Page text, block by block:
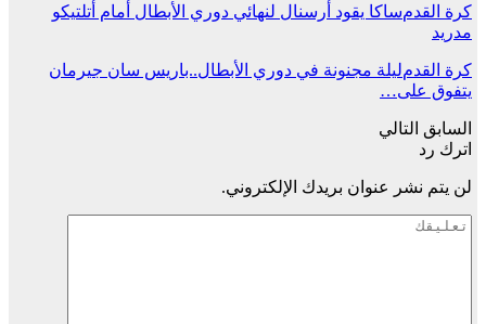
كرة القدمساكا يقود أرسنال لنهائي دوري الأبطال أمام أتلتيكو
مدريد
كرة القدمليلة مجنونة في دوري الأبطال..باريس سان جيرمان
يتفوق على…
السابق التالي
اترك رد
لن يتم نشر عنوان بريدك الإلكتروني.